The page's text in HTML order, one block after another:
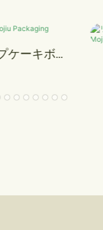
用のカス